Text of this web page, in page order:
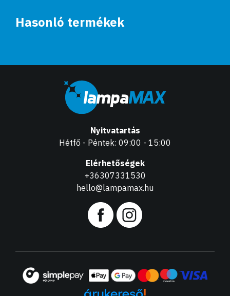
Hasonló termékek
Nyitvatartás
Hétfő - Péntek: 09:00 - 15:00
Elérhetőségek
+36307331530
hello@lampamax.hu